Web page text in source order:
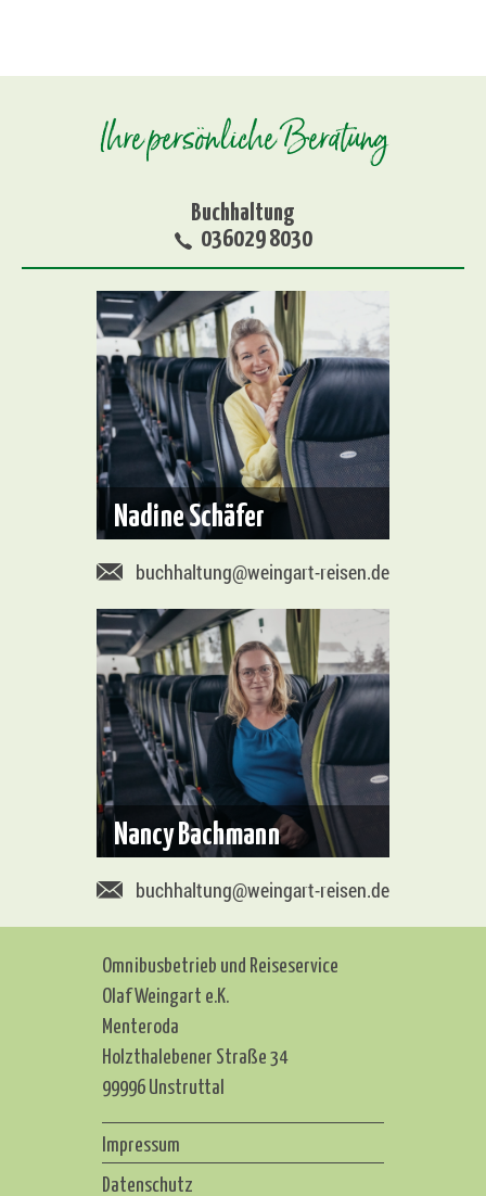
Ihre persönliche Beratung
Buchhaltung
036029 8030
Nadine Schäfer
buchhaltung@weingart-reisen.de
Nancy Bachmann
buchhaltung@weingart-reisen.de
Omnibusbetrieb und Reiseservice
Olaf Weingart e.K.
Menteroda
Holzthalebener Straße 34
99996 Unstruttal
Impressum
Datenschutz